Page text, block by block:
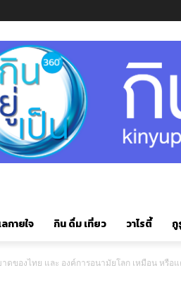
กายใจ กิน ดื่ม เที่ยว วาไรตี้ กู
ดของไทย และ องค์การอนามัยโลก เหมือน หรือ